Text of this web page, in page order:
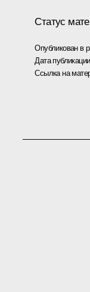
Статус
Опубликован в
Дата
Ссылка на